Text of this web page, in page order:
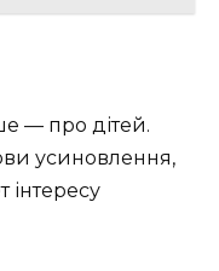
— про дітей.
усиновлення,